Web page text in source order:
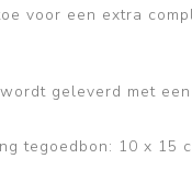
voor een extra
geleverd met
tegoedbon: 10 x 15